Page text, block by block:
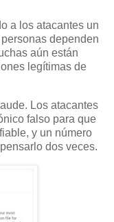
a los atacantes un
dependen
aún están
legítimas de
Los atacantes
falso para que
y un número
dos veces.